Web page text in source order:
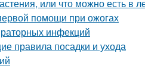
или что можно есть в
помощи при ожогах
инфекций
правила посадки и ухода